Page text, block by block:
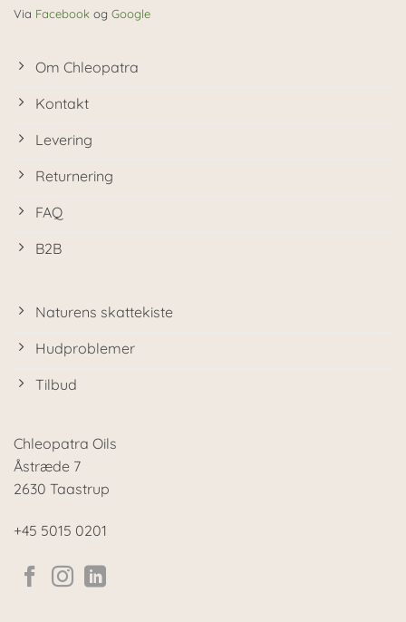
Via Facebook og Google
Om Chleopatra
Kontakt
Levering
Returnering
FAQ
B2B
Naturens skattekiste
Hudproblemer
Tilbud
Chleopatra Oils
Åstræde 7
2630 Taastrup
+45 5015 0201